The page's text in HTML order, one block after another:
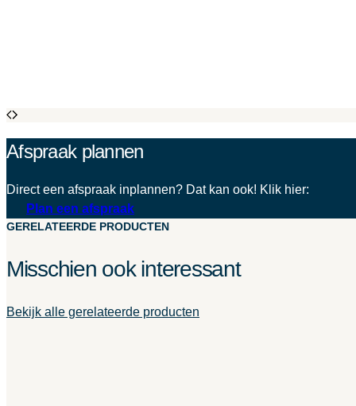
Afspraak plannen
Direct een afspraak inplannen? Dat kan ook! Klik hier:
Plan een afspraak
GERELATEERDE PRODUCTEN
Misschien ook interessant
Bekijk alle gerelateerde producten